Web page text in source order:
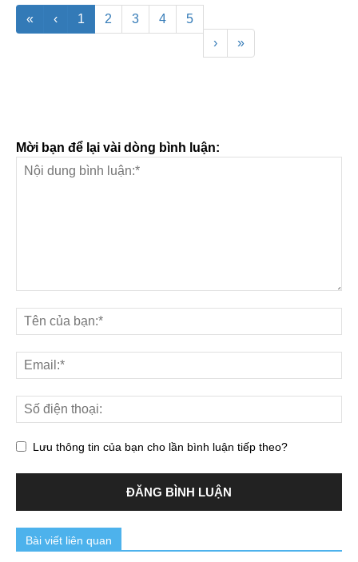
« ‹ 1 2 3 4
5
›
»
Mời bạn để lại vài dòng bình luận:
Lưu thông tin của bạn cho lần bình luận tiếp theo?
Bài viết liên quan